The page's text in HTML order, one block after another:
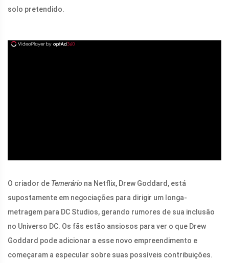
solo pretendido.
O criador de Temerário na Netflix, Drew Goddard, está
supostamente em negociações para dirigir um longa-
metragem para DC Studios, gerando rumores de sua inclusão
no Universo DC. Os fãs estão ansiosos para ver o que Drew
Goddard pode adicionar a esse novo empreendimento e
começaram a especular sobre suas possíveis contribuições.